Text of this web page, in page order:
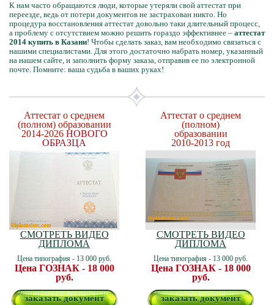
К нам часто обращаются люди, которые утеряли свой аттестат при
переезде, ведь от потери документов не застрахован никто. Но
процедура восстановления аттестат довольно таки длительный процесс,
а проблему с отсутствием можно решить гораздо эффективнее – аттестат
2014 купить в Казани! Чтобы сделать заказ, вам необходимо связаться с
нашими специалистами. Для этого достаточно набрать номер, указанный
на нашем сайте, и заполнить форму заказа, отправив ее по электронной
почте. Помните: ваша судьба в ваших руках!
Аттестат о среднем
(полном) образовании
2014-2026 НОВОГО
ОБРАЗЦА
СМОТРЕТЬ ВИДЕО
ДИПЛОМА
Цена типография - 13 000 руб.
Цена ГОЗНАК - 18 000
руб.
заказать документ
Аттестат о среднем
(полном)
образовании
2010-2013 год
СМОТРЕТЬ ВИДЕО
ДИПЛОМА
Цена типография - 13 000 руб.
Цена ГОЗНАК - 18 000
руб.
заказать документ